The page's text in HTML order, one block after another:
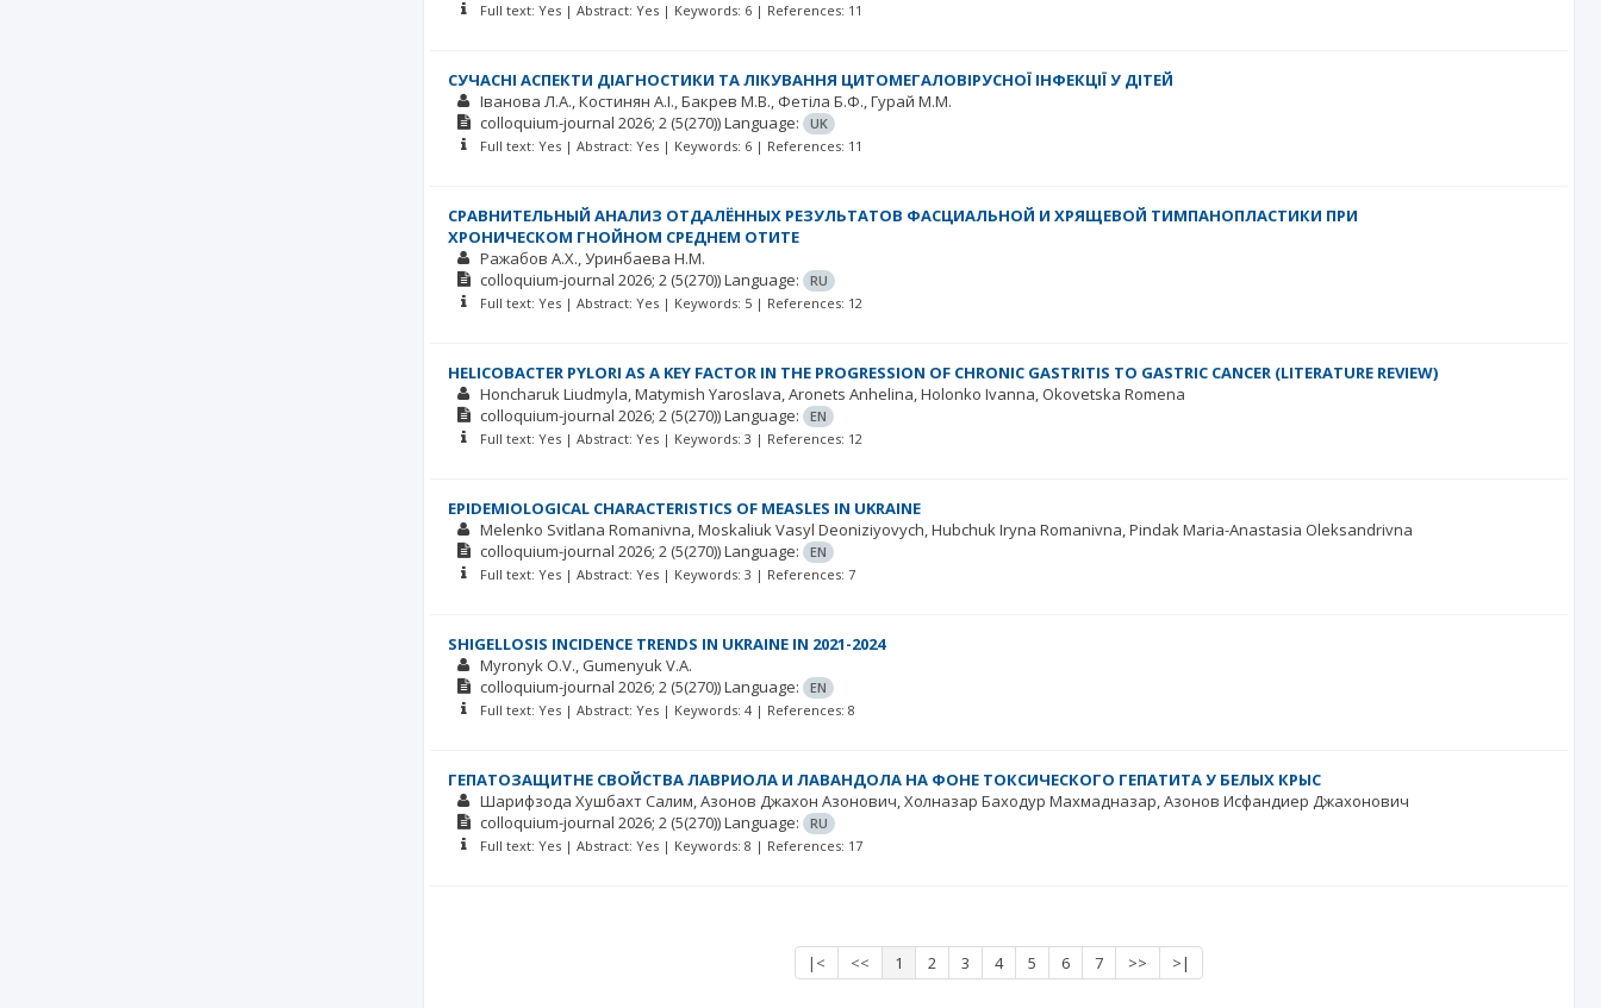
Full text: Yes | Abstract: Yes | Keywords: 6 | References: 11
СУЧАСНІ АСПЕКТИ ДІАГНОСТИКИ ТА ЛІКУВАННЯ ЦИТОМЕГАЛОВІРУСНОЇ ІНФЕКЦІЇ У ДІТЕЙ
Іванова Л.А. Костинян А.І. Бакрев М.В. Фетіла Б.Ф. Гурай М.М.
colloquium-journal 2026; 2 (5(270))Language: UK
Full text: Yes | Abstract: Yes | Keywords: 6 | References: 11
СРАВНИТЕЛЬНЫЙ АНАЛИЗ ОТДАЛЁННЫХ РЕЗУЛЬТАТОВ ФАСЦИАЛЬНОЙ И ХРЯЩЕВОЙ ТИМПАНОПЛАСТИКИ ПРИ
ХРОНИЧЕСКОМ ГНОЙНОМ СРЕДНЕМ ОТИТЕ
Ражабов А.Х. Уринбаева Н.М.
colloquium-journal 2026; 2 (5(270))Language: RU
Full text: Yes | Abstract: Yes | Keywords: 5 | References: 12
HELICOBACTER PYLORI AS A KEY FACTOR IN THE PROGRESSION OF CHRONIC GASTRITIS TO GASTRIC CANCER (LITERATURE REVIEW)
Honcharuk Liudmyla Matymish Yaroslava Aronets Anhelina Holonko Ivanna Okovetska Romena
colloquium-journal 2026; 2 (5(270))Language: EN
Full text: Yes | Abstract: Yes | Keywords: 3 | References: 12
EPIDEMIOLOGICAL CHARACTERISTICS OF MEASLES IN UKRAINE
Melenko Svitlana Romanivna Moskaliuk Vasyl Deoniziyovych Hubchuk Iryna Romanivna Pindak Maria-Anastasia Oleksandrivna
colloquium-journal 2026; 2 (5(270))Language: EN
Full text: Yes | Abstract: Yes | Keywords: 3 | References: 7
SHIGELLOSIS INCIDENCE TRENDS IN UKRAINE IN 2021-2024
Myronyk O.V. Gumenyuk V.A.
colloquium-journal 2026; 2 (5(270))Language: EN
Full text: Yes | Abstract: Yes | Keywords: 4 | References: 8
ГЕПАТОЗАЩИТНЕ СВОЙСТВА ЛАВРИОЛА И ЛАВАНДОЛА НА ФОНЕ ТОКСИЧЕСКОГО ГЕПАТИТА У БЕЛЫХ КРЫС
Шарифзода Хушбахт Салим Азонов Джахон Азонович Холназар Баходур Махмадназар Азонов Исфандиер Джахонович
colloquium-journal 2026; 2 (5(270))Language: RU
Full text: Yes | Abstract: Yes | Keywords: 8 | References: 17
|< << 1 2 3 4 5 6 7 >> >|